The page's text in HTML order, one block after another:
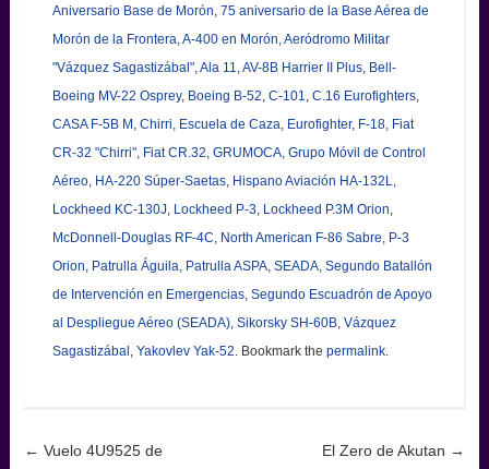
Aniversario Base de Morón 75 aniversario de la Base Aérea de
Morón de la Frontera A-400 en Morón Aeródromo Militar
"Vázquez Sagastizábal", Ala 11 AV-8B Harrier II Plus, Bell-
Boeing MV-22 Osprey, Boeing B-52 C-101 C.16 Eurofighters,
CASA F-5B M Chirri Escuela de Caza Eurofighter, F-18, Fiat
CR-32 "Chirri", Fiat CR.32 GRUMOCA, Grupo Móvil de Control
Aéreo, HA-220 Súper-Saetas, Hispano Aviación HA-132L
Lockheed KC-130J, Lockheed P-3 Lockheed P.3M Orion
McDonnell-Douglas RF-4C North American F-86 Sabre P-3
Orion Patrulla Águila Patrulla ASPA, SEADA, Segundo Batallón
de Intervención en Emergencias, Segundo Escuadrón de Apoyo
al Despliegue Aéreo (SEADA), Sikorsky SH-60B, Vázquez
Sagastizábal Yakovlev Yak-52 . Bookmark the permalink.
← Vuelo 4U9525 de El Zero de Akutan →